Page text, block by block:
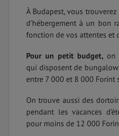
À Budapest, vous
d’hébergement à un bon
fonction de vos attentes et
Pour un petit budget, on
qui disposent de
entre 7 000 et 8 000 Forint
On trouve aussi des
pendant les vacances
pour moins de 12 000